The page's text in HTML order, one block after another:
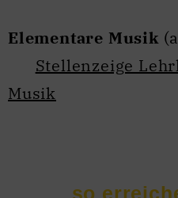
Elementare Musik
Stellenzeige
Musik